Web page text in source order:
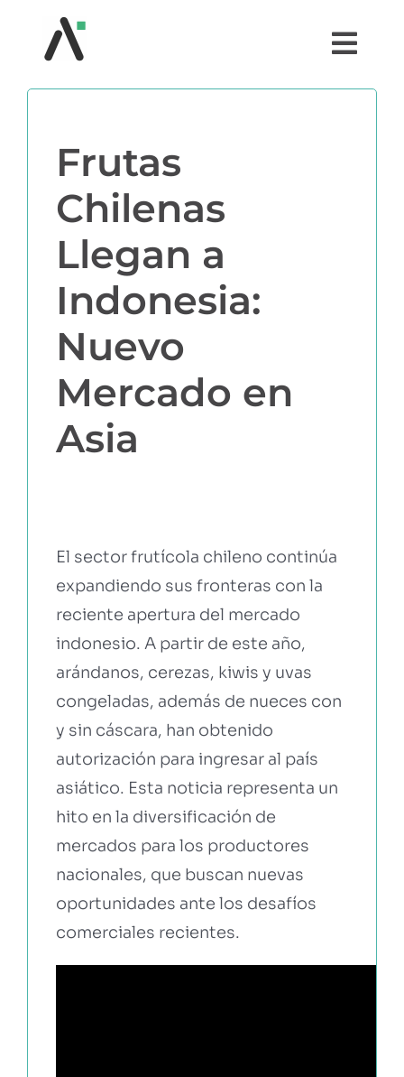
¿QUÉ ES AGRI?
MÓDULOS
TESTIMONIOS
PARTNERS
COMUNIDAD AGRI
EBOOKS Y RECURSOS
Frutas
Chilenas
Llegan a
Indonesia:
Nuevo
Mercado en
Asia
El sector frutícola chileno continúa
expandiendo sus fronteras con la
reciente apertura del mercado
indonesio. A partir de este año,
arándanos, cerezas, kiwis y uvas
congeladas, además de nueces con
y sin cáscara, han obtenido
autorización para ingresar al país
asiático. Esta noticia representa un
hito en la diversificación de
mercados para los productores
nacionales, que buscan nuevas
oportunidades ante los desafíos
comerciales recientes.